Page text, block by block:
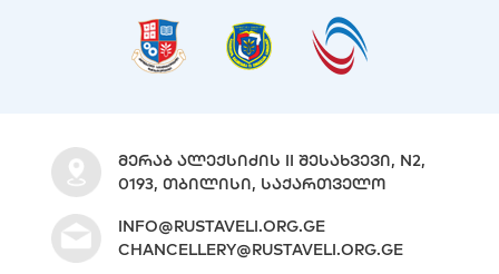
ᲛᲔᲠᲐᲑ ᲐᲚᲔᲥᲡᲘᲫᲘᲡ II ᲨᲔᲡᲐᲮᲕᲔᲕᲘ, N2,
0193, ᲗᲑᲘᲚᲘᲡᲘ, ᲡᲐᲥᲐᲠᲗᲕᲔᲚᲝ
INFO@RUSTAVELI.ORG.GE
CHANCELLERY@RUSTAVELI.ORG.GE